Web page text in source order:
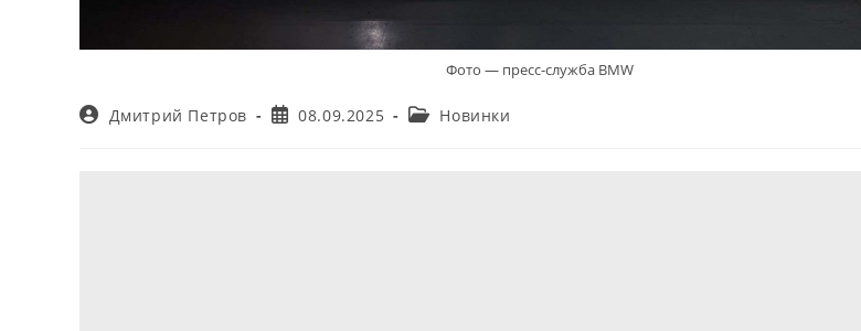
Фото — пресс-служба BMW
АвторДмитрий Петров
Запись08.09.2025
РубрикаНовинки